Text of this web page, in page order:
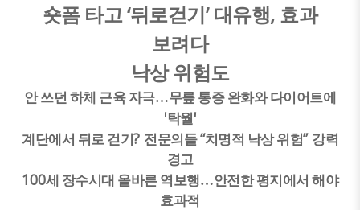
숏폼 타고 ‘뒤로걷기 ’ 대유행, 효과
보려다
낙상 위험도
안 쓰던 하체 근육 자극…무릎 통증 완화와 다이어트에
'탁월 '
계단에서 뒤로 걷기 ? 전문의들“치명적 낙상 위험” 강력
경고
100세 장수시대 올바른 역보행…안전한 평지에서 해야
효과적